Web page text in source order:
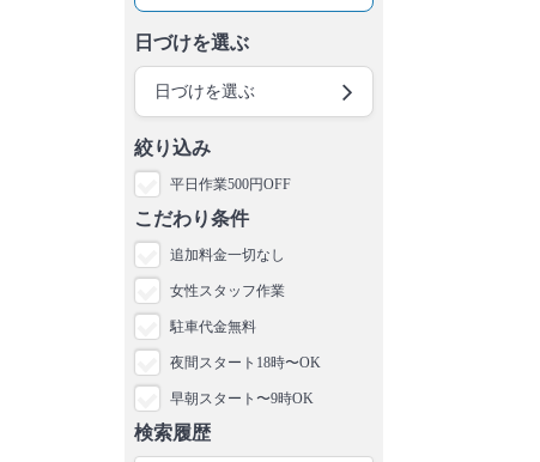
日づけを選ぶ
日づけを選ぶ
絞り込み
平日作業500円OFF
こだわり条件
追加料金一切なし
女性スタッフ作業
駐車代金無料
夜間スタート18時〜OK
早朝スタート〜9時OK
検索履歴